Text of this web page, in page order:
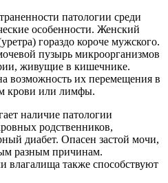
патологии среди
особенности. Женский
гораздо короче мужского.
пузырь микроорганизмов
живущие в кишечнике.
возможность их перемещения в
крови или лимфы.
наличие патологии
родственников,
диабет. Опасен застой мочи,
разным причинам.
влагалища также способствуют